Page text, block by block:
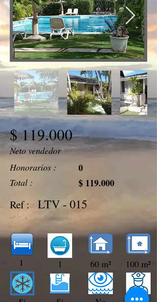
$ 119.000
Neto vendedor
Honorarios :
Total :
0
$ 119.000
Ref : LTV - 015
1 1 60 m² 100 m²